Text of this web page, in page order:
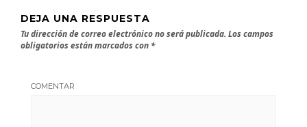
DEJA UNA RESPUESTA
Tu dirección de correo electrónico no será publicada. Los campos
obligatorios están marcados con *
COMENTAR